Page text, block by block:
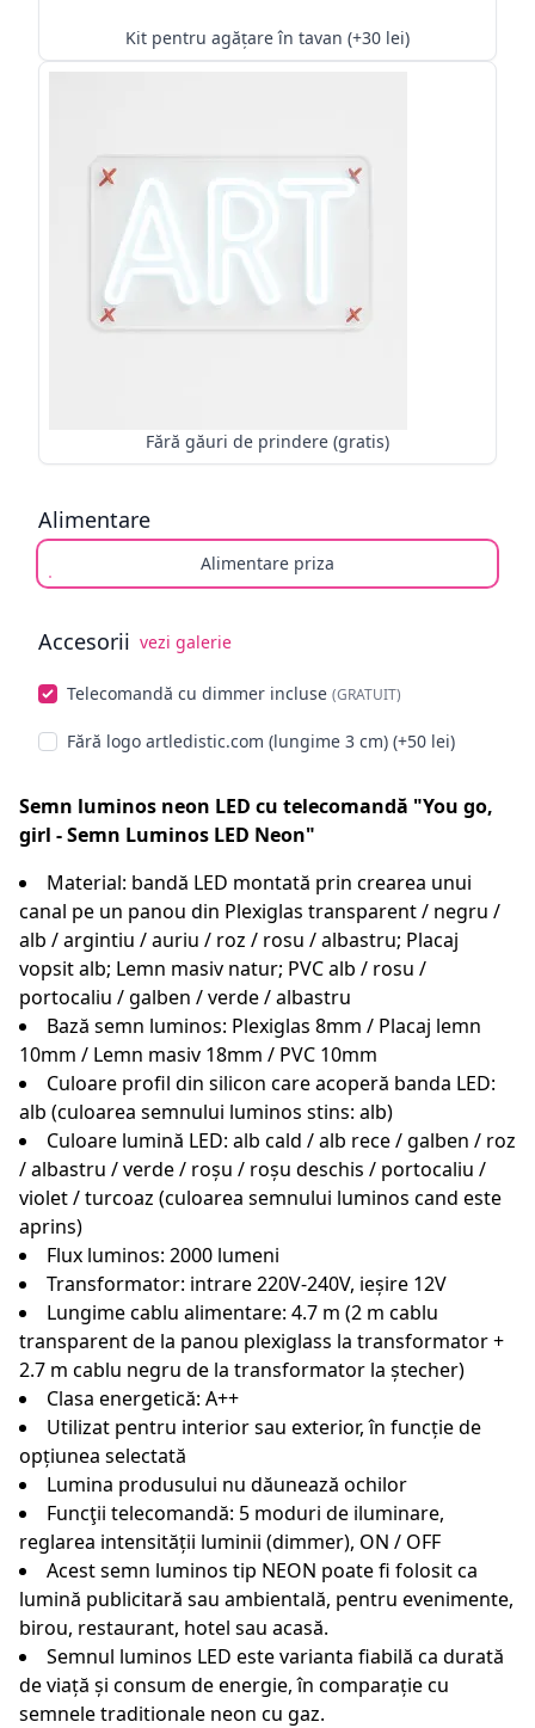
Kit pentru agățare în tavan (+30 lei)
Fără găuri de prindere (gratis)
Alimentare
Alimentare priza
Accesorii vezi galerie
Telecomandă cu dimmer incluse (GRATUIT)
Fără logo artledistic.com (lungime 3 cm) (+50 lei)
Semn luminos neon LED cu telecomandă "You go,
girl - Semn Luminos LED Neon"
Material: bandă LED montată prin crearea unui
canal pe un panou din Plexiglas transparent / negru /
alb / argintiu / auriu / roz / rosu / albastru; Placaj
vopsit alb; Lemn masiv natur; PVC alb / rosu /
portocaliu / galben / verde / albastru
Bază semn luminos: Plexiglas 8mm / Placaj lemn
10mm / Lemn masiv 18mm / PVC 10mm
Culoare profil din silicon care acoperă banda LED:
alb (culoarea semnului luminos stins: alb)
Culoare lumină LED: alb cald / alb rece / galben / roz
/ albastru / verde / roșu / roșu deschis / portocaliu /
violet / turcoaz (culoarea semnului luminos cand este
aprins)
Flux luminos: 2000 lumeni
Transformator: intrare 220V-240V, ieșire 12V
Lungime cablu alimentare: 4.7 m (2 m cablu
transparent de la panou plexiglass la transformator +
2.7 m cablu negru de la transformator la ștecher)
Clasa energetică: A++
Utilizat pentru interior sau exterior, în funcție de
opțiunea selectată
Lumina produsului nu dăunează ochilor
Funcţii telecomandă: 5 moduri de iluminare,
reglarea intensității luminii (dimmer), ON / OFF
Acest semn luminos tip NEON poate fi folosit ca
lumină publicitară sau ambientală, pentru evenimente,
birou, restaurant, hotel sau acasă.
Semnul luminos LED este varianta fiabilă ca durată
de viață și consum de energie, în comparație cu
semnele traditionale neon cu gaz.